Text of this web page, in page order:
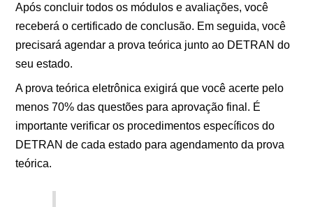
Após concluir todos os módulos e avaliações, você
receberá o certificado de conclusão. Em seguida, você
precisará agendar a prova teórica junto ao DETRAN do
seu estado.
A prova teórica eletrônica exigirá que você acerte pelo
menos 70% das questões para aprovação final. É
importante verificar os procedimentos específicos do
DETRAN de cada estado para agendamento da prova
teórica.